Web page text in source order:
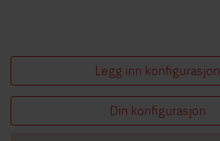
Legg inn konfigurasjon
Din konfigurasjon